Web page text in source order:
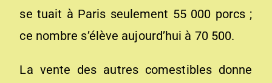
se tuait à Paris seulement 55 000 porcs ;
ce nombre s’élève aujourd’hui à 70 500.
La vente des autres comestibles donne